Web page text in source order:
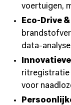
voertuigen,
Eco-Drive
data-
ritregistratie
voor